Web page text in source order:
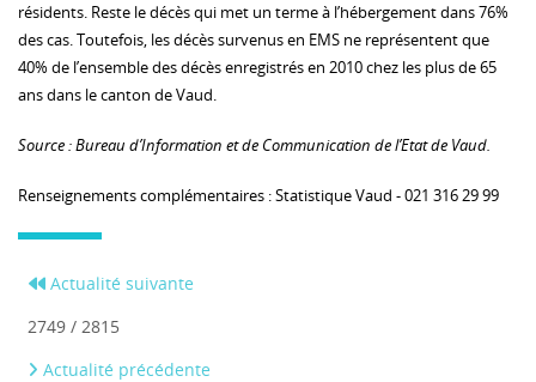
résidents. Reste le décès qui met un terme à l’hébergement dans 76%
des cas. Toutefois, les décès survenus en EMS ne représentent que
40% de l’ensemble des décès enregistrés en 2010 chez les plus de 65
ans dans le canton de Vaud.
Source : Bureau d’Information et de Communication de l’Etat de Vaud.
Renseignements complémentaires : Statistique Vaud - 021 316 29 99
Actualité suivante
2749 / 2815
Actualité précédente